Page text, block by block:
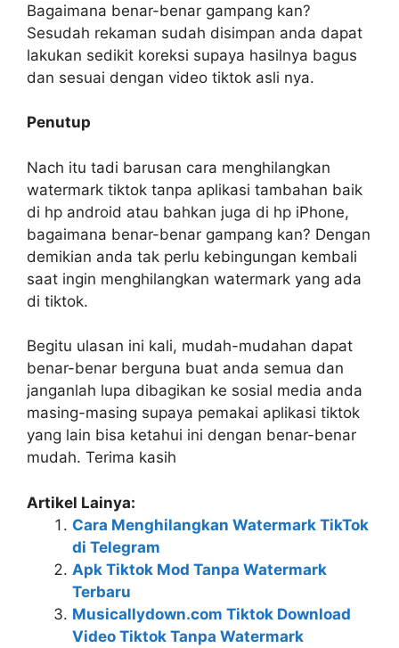
Bagaimana benar-benar gampang kan?
Sesudah rekaman sudah disimpan anda dapat
lakukan sedikit koreksi supaya hasilnya bagus
dan sesuai dengan video tiktok asli nya.
Penutup
Nach itu tadi barusan cara menghilangkan
watermark tiktok tanpa aplikasi tambahan baik
di hp android atau bahkan juga di hp iPhone,
bagaimana benar-benar gampang kan? Dengan
demikian anda tak perlu kebingungan kembali
saat ingin menghilangkan watermark yang ada
di tiktok.
Begitu ulasan ini kali, mudah-mudahan dapat
benar-benar berguna buat anda semua dan
janganlah lupa dibagikan ke sosial media anda
masing-masing supaya pemakai aplikasi tiktok
yang lain bisa ketahui ini dengan benar-benar
mudah. Terima kasih
Artikel Lainya:
Cara Menghilangkan Watermark TikTok
di Telegram
Apk Tiktok Mod Tanpa Watermark
Terbaru
Musicallydown.com Tiktok Download
Video Tiktok Tanpa Watermark